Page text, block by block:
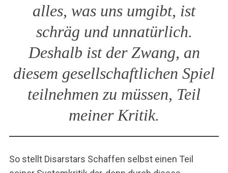
alles, was uns umgibt, ist
schräg und unnatürlich.
Deshalb ist der Zwang, an
diesem gesellschaftlichen Spiel
teilnehmen zu müssen, Teil
meiner Kritik.
So stellt Disarstars Schaffen selbst einen Teil
h
n
n
a
h
: